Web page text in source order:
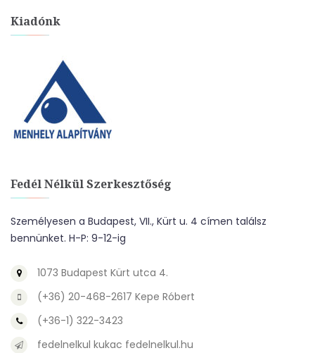
Kiadónk
Fedél Nélkül Szerkesztőség
Személyesen a Budapest, VII., Kürt u. 4 címen találsz
bennünket. H-P: 9-12-ig
1073 Budapest Kürt utca 4.
(+36) 20-468-2617 Kepe Róbert
(+36-1) 322-3423
fedelnelkul kukac fedelnelkul.hu